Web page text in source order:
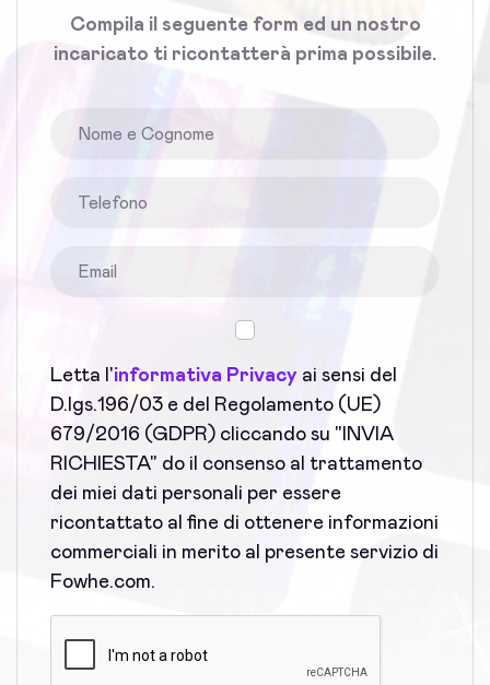
Compila il seguente form ed un nostro
incaricato ti ricontatterà prima possibile.
Letta l'informativa Privacy ai sensi del
D.lgs.196/03 e del Regolamento (UE)
679/2016 (GDPR) cliccando su "INVIA
RICHIESTA" do il consenso al trattamento
dei miei dati personali per essere
ricontattato al fine di ottenere informazioni
commerciali in merito al presente servizio di
Fowhe.com.